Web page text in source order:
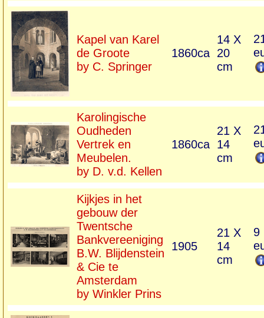
Kapel van Karel
de Groote
by C. Springer
1860ca
14 X
20
cm
Karolingische
Oudheden
Vertrek en
Meubelen.
by D. v.d. Kellen
1860ca
21 X
14
cm
Kijkjes in het
gebouw der
Twentsche
Bankvereeniging
B.W. Blijdenstein
& Cie te
Amsterdam
by Winkler Prins
1905
21 X
14
cm
9